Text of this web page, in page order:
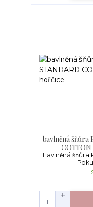
bavlněná šňůra
COTTON
Bavlněná šňůra